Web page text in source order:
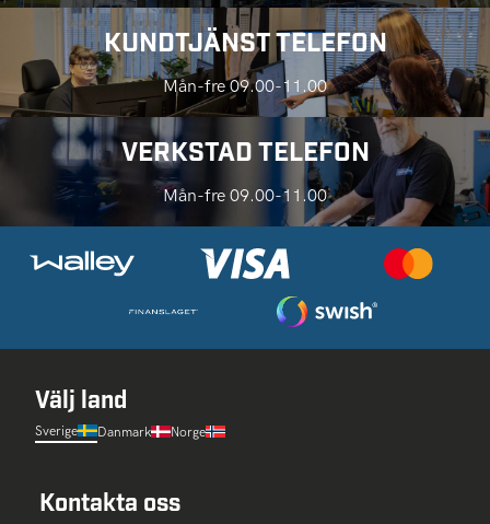
KUNDTJÄNST TELEFON
Mån-fre 09.00-11.00
VERKSTAD TELEFON
Mån-fre 09.00-11.00
Välj land
Sverige Danmark Norge
Kontakta oss